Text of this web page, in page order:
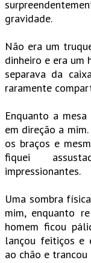
gravidade.
Não era um
dinheiro e era um
separava da
raramente
Enquanto a
em direção a
os braços e
fiquei
impressionantes.
Uma sombra
mim, enquanto
homem ficou
lançou feitiços e
ao chão e